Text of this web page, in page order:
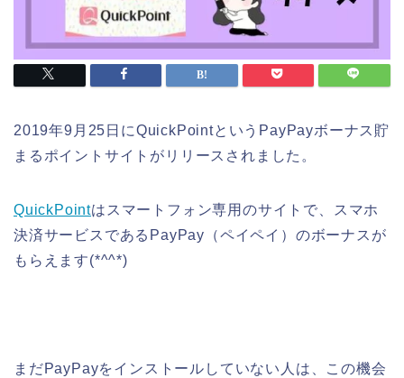
2019年9月25日にQuickPointというPayPayボーナス貯
まるポイントサイトがリリースされました。
QuickPointはスマートフォン専用のサイトで、スマホ
決済サービスであるPayPay（ペイペイ）のボーナスが
もらえます(*^^*)
まだPayPayをインストールしていない人は、この機会